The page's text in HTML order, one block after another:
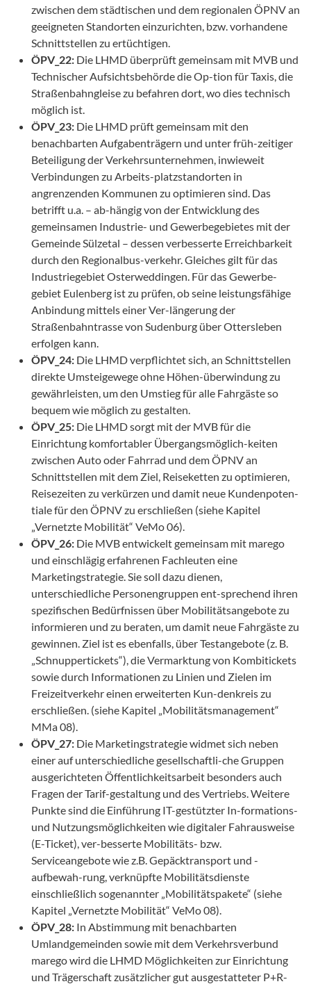
zwischen dem städtischen und dem regionalen ÖPNV an
geeigneten Standorten einzurichten, bzw. vorhandene
Schnittstellen zu ertüchtigen.
ÖPV_22: Die LHMD überprüft gemeinsam mit MVB und
Technischer Aufsichtsbehörde die Op-tion für Taxis, die
Straßenbahngleise zu befahren dort, wo dies technisch
möglich ist.
ÖPV_23: Die LHMD prüft gemeinsam mit den
benachbarten Aufgabenträgern und unter früh-zeitiger
Beteiligung der Verkehrsunternehmen, inwieweit
Verbindungen zu Arbeits-platzstandorten in
angrenzenden Kommunen zu optimieren sind. Das
betrifft u.a. – ab-hängig von der Entwicklung des
gemeinsamen Industrie- und Gewerbegebietes mit der
Gemeinde Sülzetal – dessen verbesserte Erreichbarkeit
durch den Regionalbus-verkehr. Gleiches gilt für das
Industriegebiet Osterweddingen. Für das Gewerbe-
gebiet Eulenberg ist zu prüfen, ob seine leistungsfähige
Anbindung mittels einer Ver-längerung der
Straßenbahntrasse von Sudenburg über Ottersleben
erfolgen kann.
ÖPV_24: Die LHMD verpflichtet sich, an Schnittstellen
direkte Umsteigewege ohne Höhen-überwindung zu
gewährleisten, um den Umstieg für alle Fahrgäste so
bequem wie möglich zu gestalten.
ÖPV_25: Die LHMD sorgt mit der MVB für die
Einrichtung komfortabler Übergangsmöglich-keiten
zwischen Auto oder Fahrrad und dem ÖPNV an
Schnittstellen mit dem Ziel, Reiseketten zu optimieren,
Reisezeiten zu verkürzen und damit neue Kundenpoten-
tiale für den ÖPNV zu erschließen (siehe Kapitel
„Vernetzte Mobilität“ VeMo 06).
ÖPV_26: Die MVB entwickelt gemeinsam mit marego
und einschlägig erfahrenen Fachleuten eine
Marketingstrategie. Sie soll dazu dienen,
unterschiedliche Personengruppen ent-sprechend ihren
spezifischen Bedürfnissen über Mobilitätsangebote zu
informieren und zu beraten, um damit neue Fahrgäste zu
gewinnen. Ziel ist es ebenfalls, über Testangebote (z. B.
„Schnuppertickets“), die Vermarktung von Kombitickets
sowie durch Informationen zu Linien und Zielen im
Freizeitverkehr einen erweiterten Kun-denkreis zu
erschließen. (siehe Kapitel „Mobilitätsmanagement“
MMa 08).
ÖPV_27: Die Marketingstrategie widmet sich neben
einer auf unterschiedliche gesellschaftli-che Gruppen
ausgerichteten Öffentlichkeitsarbeit besonders auch
Fragen der Tarif-gestaltung und des Vertriebs. Weitere
Punkte sind die Einführung IT-gestützter In-formations-
und Nutzungsmöglichkeiten wie digitaler Fahrausweise
(E-Ticket), ver-besserte Mobilitäts- bzw.
Serviceangebote wie z.B. Gepäcktransport und -
aufbewah-rung, verknüpfte Mobilitätsdienste
einschließlich sogenannter „Mobilitätspakete“ (siehe
Kapitel „Vernetzte Mobilität“ VeMo 08).
ÖPV_28: In Abstimmung mit benachbarten
Umlandgemeinden sowie mit dem Verkehrsverbund
marego wird die LHMD Möglichkeiten zur Einrichtung
und Trägerschaft zusätzlicher gut ausgestatteter P+R-